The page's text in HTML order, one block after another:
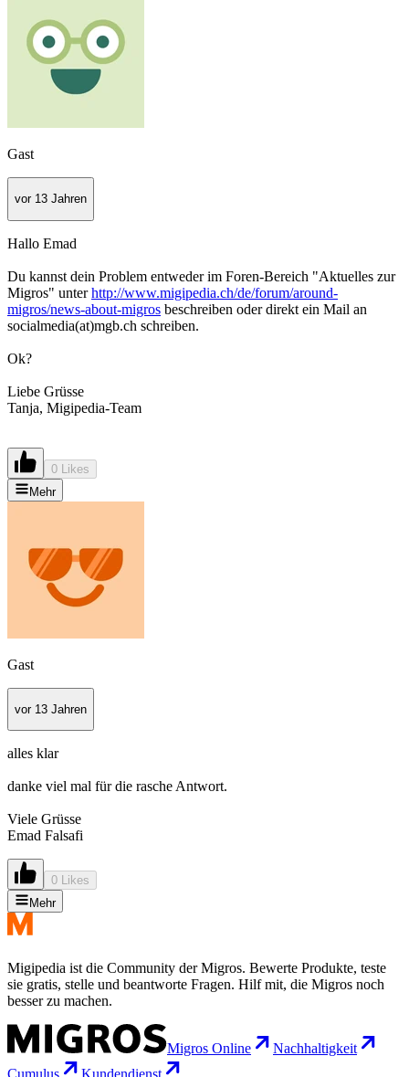
Gast
vor 13 Jahren
Hallo Emad
Du kannst dein Problem entweder im Foren-Bereich "Aktuelles zur
Migros" unterhttp://www.migipedia.ch/de/forum/around-
migros/news-about-migros beschreiben oder direkt ein Mail an
socialmedia(at)mgb.ch schreiben.
Ok?
Liebe Grüsse
Tanja, Migipedia-Team
0 Likes
Mehr
Gast
vor 13 Jahren
alles klar
danke viel mal für die rasche Antwort.
Viele Grüsse
Emad Falsafi
0 Likes
Mehr
Migipedia ist die Community der Migros. Bewerte Produkte, teste
sie gratis, stelle und beantworte Fragen. Hilf mit, die Migros noch
besser zu machen.
Migros Online
Nachhaltigkeit